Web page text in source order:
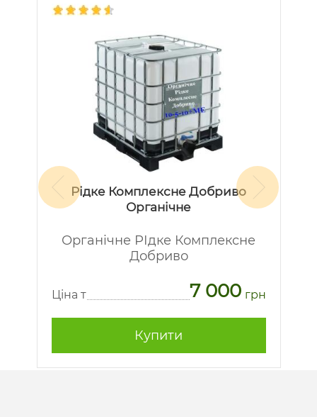
Рідке Комплексне Добриво
Органічне
Органічне РІдке Комплексне
Добриво
Ціна т 7 000 грн
Купити